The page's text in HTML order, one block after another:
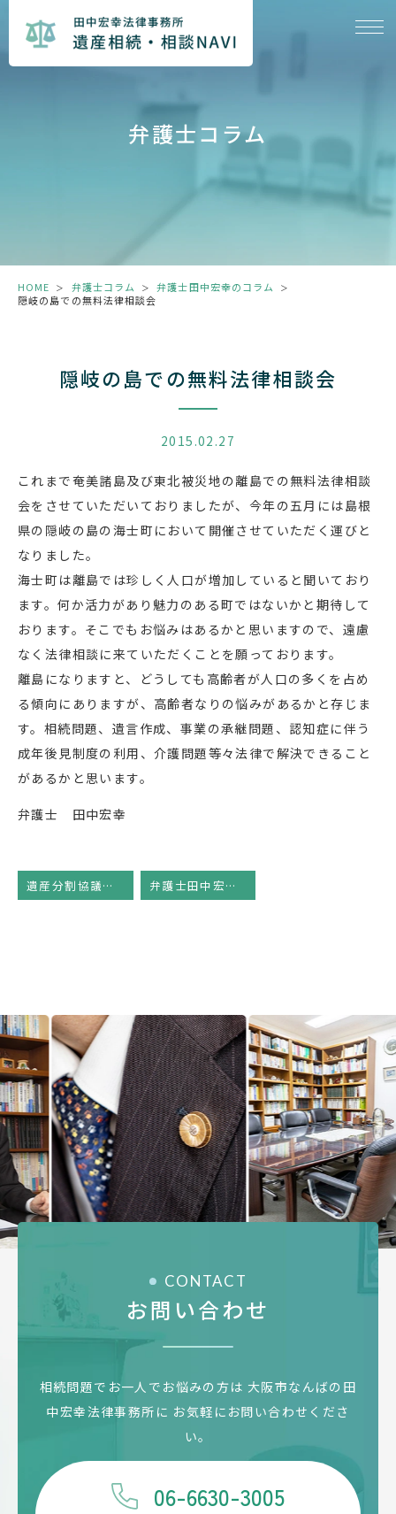
弁護士コラム
HOME ＞ 弁護士コラム ＞ 弁護士田中宏幸のコラム ＞
隠岐の島での無料法律相談会
隠岐の島での無料法律相談会
2015.02.27
これまで奄美諸島及び東北被災地の離島での無料法律相談
会をさせていただいておりましたが、今年の五月には島根
県の隠岐の島の海士町において開催させていただく運びと
なりました。
海士町は離島では珍しく人口が増加していると聞いており
ます。何か活力があり魅力のある町ではないかと期待して
おります。そこでもお悩みはあるかと思いますので、遠慮
なく法律相談に来ていただくことを願っております。
離島になりますと、どうしても高齢者が人口の多くを占め
る傾向にありますが、高齢者なりの悩みがあるかと存じま
す。相続問題、遺言作成、事業の承継問題、認知症に伴う
成年後見制度の利用、介護問題等々法律で解決できること
があるかと思います。
弁護士 田中宏幸
遺産分割協議の上手な進め方（１０） 弁護士田中宏幸のコラム
Previous Next
CONTACT
お問い合わせ
相続問題でお一人でお悩みの方は 大阪市なんばの田
中宏幸法律事務所に お気軽にお問い合わせくださ
い。
06-6630-3005